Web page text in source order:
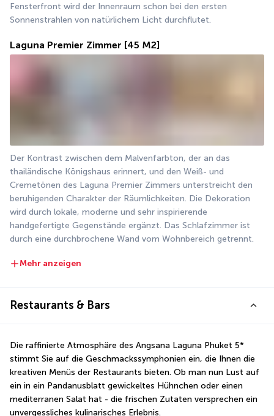
Fensterfront wird der Innenraum schon bei den ersten
Sonnenstrahlen von natürlichem Licht durchflutet.
Laguna Premier Zimmer [45 M2]
Der Kontrast zwischen dem Malvenfarbton, der an das
thailändische Königshaus erinnert, und den Weiß- und
Cremetönen des Laguna Premier Zimmers unterstreicht den
beruhigenden Charakter der Räumlichkeiten. Die Dekoration
wird durch lokale, moderne und sehr inspirierende
handgefertigte Gegenstände ergänzt. Das Schlafzimmer ist
durch eine durchbrochene Wand vom Wohnbereich getrennt.
Mehr anzeigen
Restaurants & Bars
Die raffinierte Atmosphäre des Angsana Laguna Phuket 5*
stimmt Sie auf die Geschmackssymphonien ein, die Ihnen die
kreativen Menüs der Restaurants bieten. Ob man nun Lust auf
ein in ein Pandanusblatt gewickeltes Hühnchen oder einen
mediterranen Salat hat - die frischen Zutaten versprechen ein
unvergessliches kulinarisches Erlebnis.